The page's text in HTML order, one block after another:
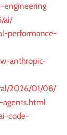
engineering
ai/
performance-
anthropic-
2026/01/08/
code-